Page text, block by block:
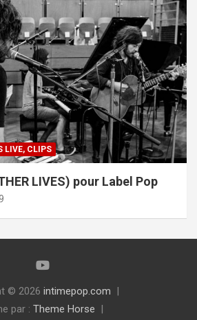
LIVE, CLIPS
LIVES) pour Label Pop
© 2026 intimepop.com
par : Theme Horse